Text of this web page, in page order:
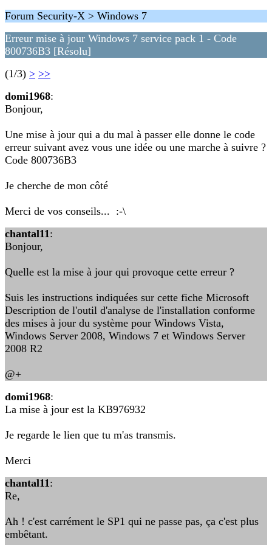
Forum Security-X > Windows 7
Erreur mise à jour Windows 7 service pack 1 - Code
800736B3 [Résolu]
(1/3) > >>
domi1968:
Bonjour,
Une mise à jour qui a du mal à passer elle donne le code
erreur suivant avez vous une idée ou une marche à suivre ?
Code 800736B3
Je cherche de mon côté
Merci de vos conseils... :-\
chantal11:
Bonjour,
Quelle est la mise à jour qui provoque cette erreur ?
Suis les instructions indiquées sur cette fiche Microsoft
Description de l'outil d'analyse de l'installation conforme
des mises à jour du système pour Windows Vista,
Windows Server 2008, Windows 7 et Windows Server
2008 R2
@+
domi1968:
La mise à jour est la KB976932
Je regarde le lien que tu m'as transmis.
Merci
chantal11:
Re,
Ah ! c'est carrément le SP1 qui ne passe pas, ça c'est plus
embêtant.